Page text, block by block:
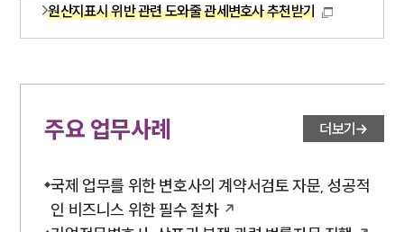
원산지표시 위반 관련 도와줄 관세변호사 추천받기
주요 업무사례 더보기
국제 업무를 위한 변호사의 계약서검토 자문, 성공적
인 비즈니스 위한 필수 절차